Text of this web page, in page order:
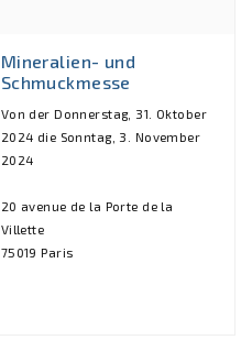
Mineralien- und
Schmuckmesse
Von der Donnerstag, 31. Oktober
2024 die Sonntag, 3. November
2024
20 avenue de la Porte de la
Villette
75019 Paris